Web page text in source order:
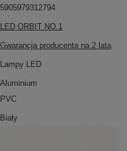
od pory dnia i
bez aplikacji –
dostosować nastrój w
matowe wykończenie
nowoczesnym,
5905979312794
LED ORBIT NO.1
Gwarancja producenta na 2 lata
Lampy LED
Aluminium
PVC
Biały